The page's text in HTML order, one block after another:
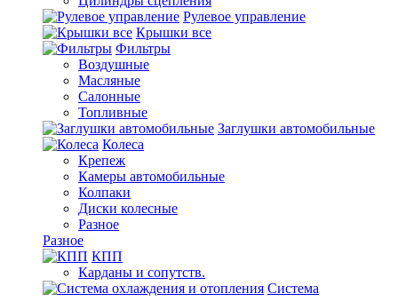
Рулевое управление
Крышки все
Фильтры
Воздушные
Масляные
Салонные
Топливные
Заглушки автомобильные
Колеса
Крепеж
Камеры автомобильные
Колпаки
Диски колесные
Разное
Разное
КПП
Карданы и сопутств.
Система